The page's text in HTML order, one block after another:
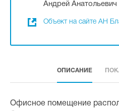
Андрей Анатольевич
Объект на сайте АН
ОПИСАНИЕ
Офисное помещение